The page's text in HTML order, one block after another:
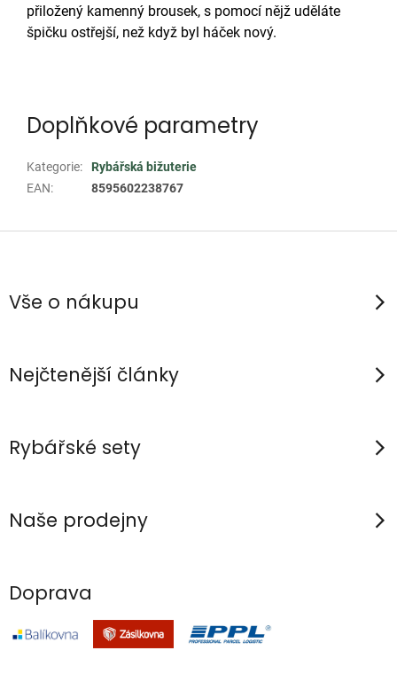
přiložený kamenný brousek, s pomocí nějž uděláte
špičku ostřejší, než když byl háček nový.
Doplňkové parametry
Kategorie:
Rybářská bižuterie
EAN: 8595602238767
Z
pVše o nákupu
Nejčtenější články
Rybářské sety
Naše prodejny
Doprava